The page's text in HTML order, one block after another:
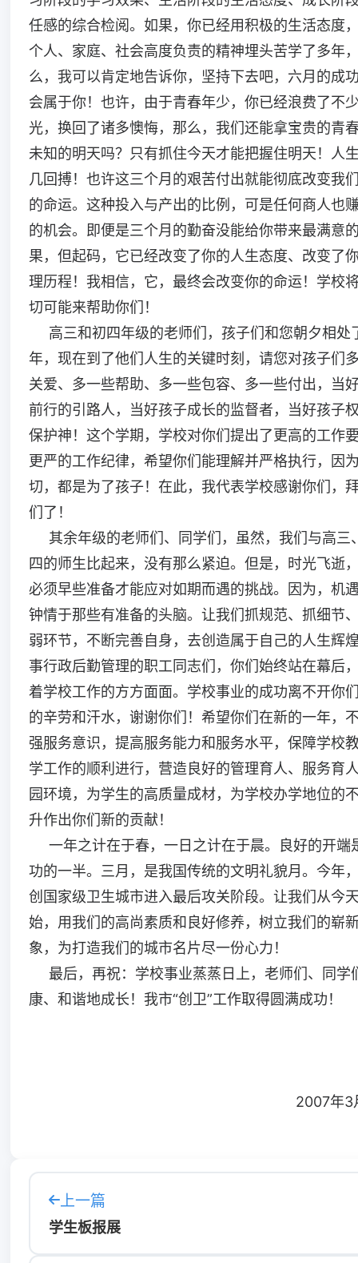
任感的综合检阅。如果，你已经用积极的生活态度
个人、家庭、社会高度负责的精神埋头苦学了多年
么，我可以肯定地告诉你，坚持下去吧，六月的成
会属于你！也许，由于青春年少，你已经浪费了不
光，换回了诸多懊悔，那么，我们还能拿宝贵的青
未知的明天吗？只有抓住今天才能把握住明天！人
几回搏！也许这三个月的艰苦付出就能彻底改变我
的命运。这种投入与产出的比例，可是任何商人也
的机会。即便是三个月的勤奋没能给你带来最满意
果，但起码，它已经改变了你的人生态度、改变了
理历程！我相信，它，最终会改变你的命运！学校
切可能来帮助你们！
高三和初四年级的老师们，孩子们和您朝夕相处
年，现在到了他们人生的关键时刻，请您对孩子们
关爱、多一些帮助、多一些包容、多一些付出，当
前行的引路人，当好孩子成长的监督者，当好孩子
保护神！这个学期，学校对你们提出了更高的工作
更严的工作纪律，希望你们能理解并严格执行，因
切，都是为了孩子！在此，我代表学校感谢你们，
们了！
其余年级的老师们、同学们，虽然，我们与高三
四的师生比起来，没有那么紧迫。但是，时光飞逝
必须早些准备才能应对如期而遇的挑战。因为，机
钟情于那些有准备的头脑。让我们抓规范、抓细节
弱环节，不断完善自身，去创造属于自己的人生辉
事行政后勤管理的职工同志们，你们始终站在幕后
着学校工作的方方面面。学校事业的成功离不开你
的辛劳和汗水，谢谢你们！希望你们在新的一年，
强服务意识，提高服务能力和服务水平，保障学校
学工作的顺利进行，营造良好的管理育人、服务育
园环境，为学生的高质量成材，为学校办学地位的
升作出你们新的贡献！
一年之计在于春，一日之计在于晨。良好的开端
功的一半。三月，是我国传统的文明礼貌月。今年
创国家级卫生城市进入最后攻关阶段。让我们从今
始，用我们的高尚素质和良好修养，树立我们的崭
象，为打造我们的城市名片尽一份心力！
最后，再祝：学校事业蒸蒸日上，老师们、同学
康、和谐地成长！我市“创卫”工作取得圆满成功！
2007年3月1
上一篇
学生板报展